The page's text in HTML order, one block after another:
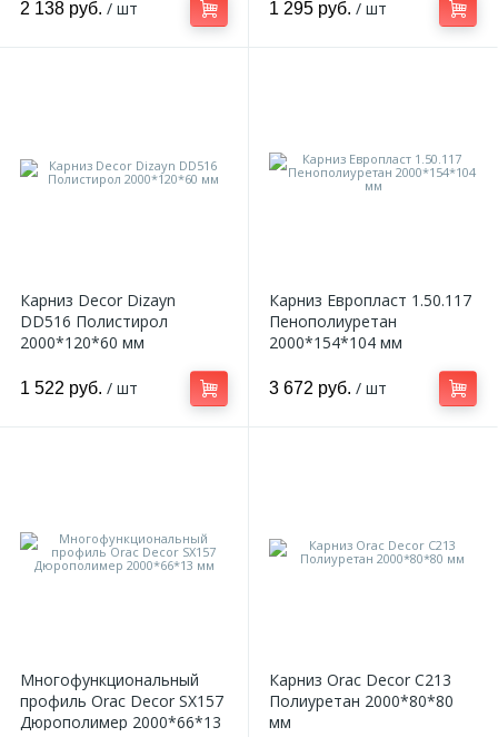
2 138 руб. / шт 1 295 руб. / шт
Карниз Decor Dizayn
DD516 Полистирол
2000*120*60 мм
1 522 руб. / шт
Карниз Европласт 1.50.117
Пенополиуретан
2000*154*104 мм
3 672 руб. / шт
Многофункциональный
профиль Orac Decor SX157
Дюрополимер 2000*66*13
Карниз Orac Decor C213
Полиуретан 2000*80*80
мм